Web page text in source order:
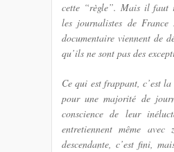
cette “règle”. Mais il faut
les journalistes de
documentaire viennent de
qu’ils ne sont pas des
Ce qui est frappant, c’est
pour une majorité de
conscience de leur
entretiennent même avec
descendante, c’est fini,